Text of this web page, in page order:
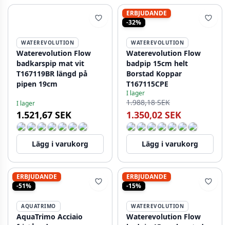
WATEREVOLUTION
Waterevolution Flow
badkarspip mat vit
T167119BR längd på
pipen 19cm
I lager
1.521,67 SEK
Lägg i varukorg
ERBJUDANDE
-32%
WATEREVOLUTION
Waterevolution Flow
badpip 15cm helt
Borstad Koppar
T167115CPE
I lager
1.988,18 SEK
1.350,02 SEK
Lägg i varukorg
ERBJUDANDE
-51%
AQUATRIMO
AquaTrimo Acciaio
ERBJUDANDE
-15%
WATEREVOLUTION
Waterevolution Flow